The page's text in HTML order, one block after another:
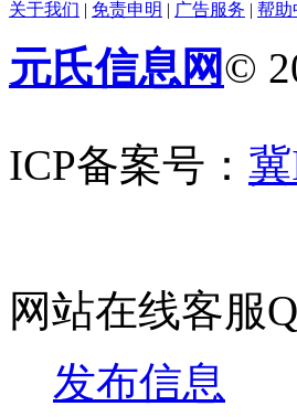
关于我们 | 免责申明 | 广告服务 | 帮助
元氏信息网©
ICP备案号：
网站在线客服
发布信息